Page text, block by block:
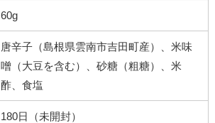
60g
唐辛子（島根県雲南市吉田町産）、米味
噌（大豆を含む）、砂糖（粗糖）、米
酢、食塩
180日（未開封）